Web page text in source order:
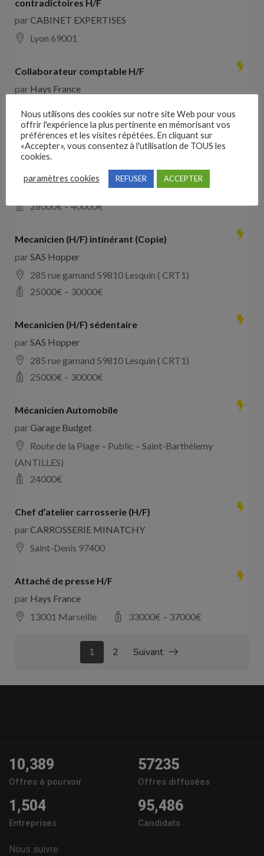
contradictoires H/F
parCABINET EXPERTISES
Lyon 69001
Collaborateur comptable H/F
par Hays France
Comducteur poids lourd avec expérience dans les
travaux publics
les landes de cassentin RD910
28000€ –40000€
Mecanicien (H/F) intinérant (Copie)
parSAS Hopper
285 rue gamand 59810 Lesquin ( CRT1)
25000€ – 30000€
Mecanicien (H/F) sédentaire
parSAS Hopper
285 rue gamand 59810 Lesquin ( CRT1)
25000€ – 30000€
Mécanicien Automobile
parGarage Budget
Route de la Plage – Public – Saint-Barthélemy
(ANTILLES)
24000€
Chef d’atelier carrosserie (H/F)
parCARROSSERIE MINATCHY
Saint-Denis 97400
Attaché de presse H/F
par Hays France
13001 Marseille
33000€ – 37000€
1 2 Suivant
10,389
Offres à pourvoir
57235
Offres diffusées
1,504
Entreprises
95,486
Candidats
Nous suivre
Nous utilisons des cookies sur notre site Web pour vous
offrir l'expérience la plus pertinente en mémorisant vos
préférences et les visites répétées. En cliquant sur
«Accepter», vous consentez à l'utilisation de TOUS les
cookies.
paramètres cookies REFUSER ACCEPTER